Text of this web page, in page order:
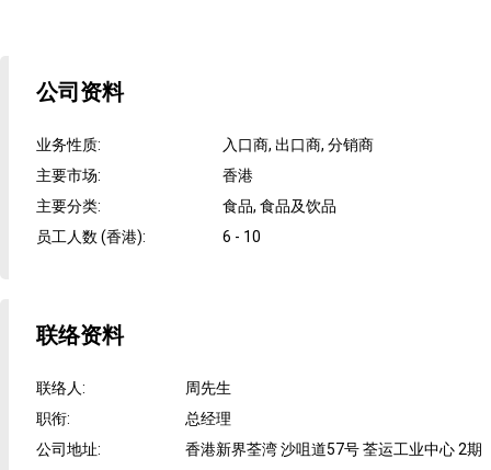
公司资料
业务性质:
入口商, 出口商, 分销商
主要市场:
香港
主要分类:
食品, 食品及饮品
员工人数 (香港): 6 - 10
联络资料
联络人:
周先生
职衔:
总经理
公司地址:
香港新界荃湾 沙咀道57号 荃运工业中心 2期